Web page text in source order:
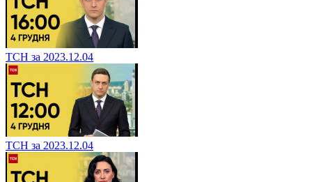
ТСН за 2023.12.04
ТСН за 2023.12.04